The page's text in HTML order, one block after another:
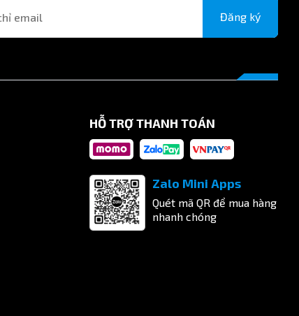
Đăng ký
HỖ TRỢ THANH TOÁN
Zalo Mini Apps
Quét mã QR để mua hàng
nhanh chóng